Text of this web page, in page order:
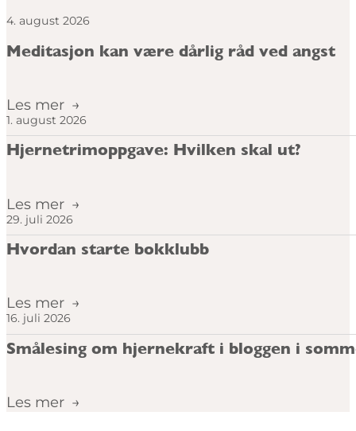
4. august 2026
Meditasjon kan være dårlig råd ved angst
Les mer
1. august 2026
Hjernetrimoppgave: Hvilken skal ut?
Les mer
29. juli 2026
Hvordan starte bokklubb
Les mer
16. juli 2026
Smålesing om hjernekraft i bloggen i
Les mer